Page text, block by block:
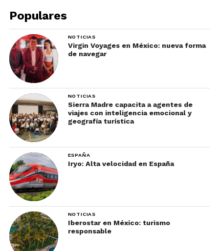
Populares
NOTICIAS
Virgin Voyages en México: nueva forma
de navegar
NOTICIAS
Sierra Madre capacita a agentes de
viajes con inteligencia emocional y
geografía turística
ESPAÑA
Iryo: Alta velocidad en España
NOTICIAS
Iberostar en México: turismo
responsable